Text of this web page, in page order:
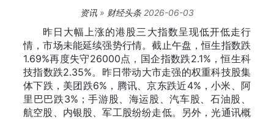
资讯 » 财经头条2026-06-03
昨日大幅上涨的港股三大指数呈现低开低走行
情，市场未能延续强势行情。截止午盘，恒生指数跌
1.69%再度失守26000点，国企指数跌2.1%，恒生科
技指数跌2.35%。昨日带动大市走强的权重科技股集
体下跌，美团跌6%，腾讯、京东跌近4%，小米、阿
里巴巴跌3%；手游股、海运股、汽车股、石油股、
航空股、内银股、军工股纷纷走低。另外，光通讯概